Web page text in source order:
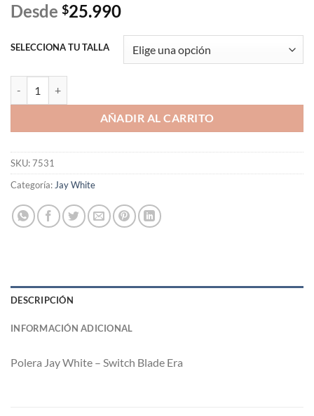
Desde $25.990
SELECCIONA TU TALLA
AÑADIR AL CARRITO
SKU:7531
Categoría:Jay White
DESCRIPCIÓN
INFORMACIÓN ADICIONAL
Polera Jay White – Switch Blade Era